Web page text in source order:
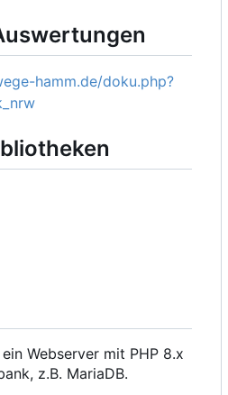
hamm.de/doku.php?
Webserver mit PHP 8.x
z.B. MariaDB.